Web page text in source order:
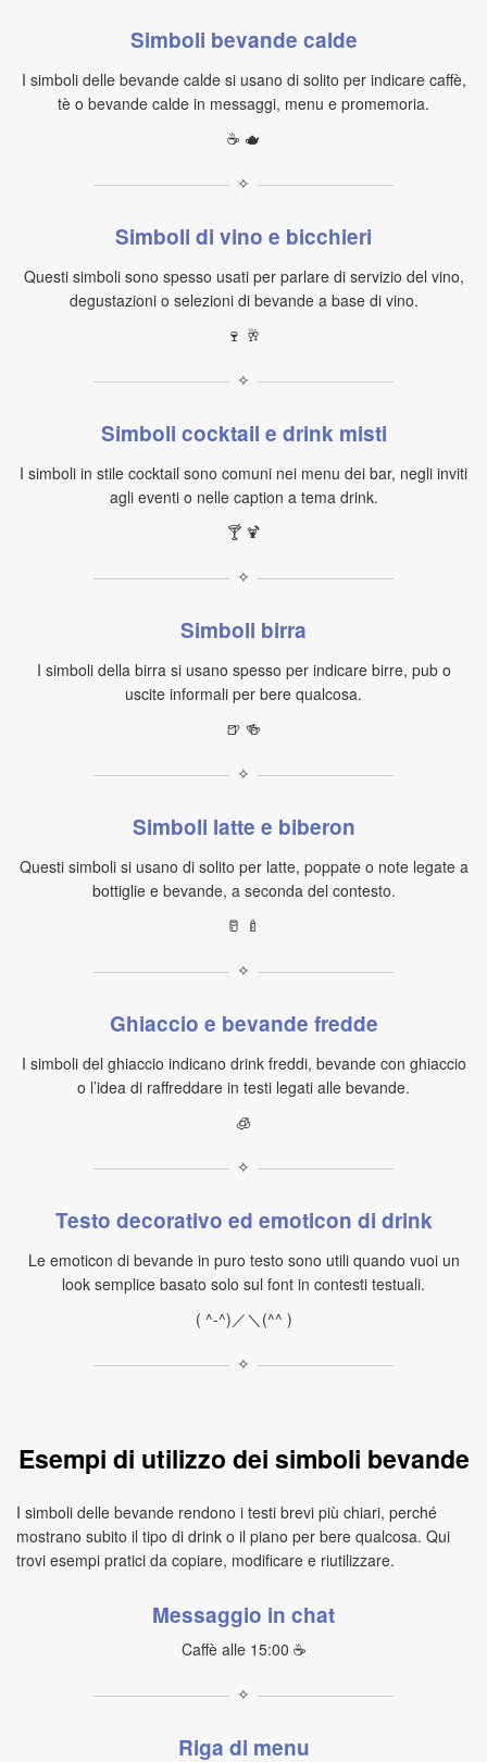
Simboli bevande calde
I simboli delle bevande calde si usano di solito per indicare caffè,
tè o bevande calde in messaggi, menu e promemoria.
☕ 🫖
✧
Simboli di vino e bicchieri
Questi simboli sono spesso usati per parlare di servizio del vino,
degustazioni o selezioni di bevande a base di vino.
🍷 🥂
✧
Simboli cocktail e drink misti
I simboli in stile cocktail sono comuni nei menu dei bar, negli inviti
agli eventi o nelle caption a tema drink.
🍸 🍹
✧
Simboli birra
I simboli della birra si usano spesso per indicare birre, pub o
uscite informali per bere qualcosa.
🍺 🍻
✧
Simboli latte e biberon
Questi simboli si usano di solito per latte, poppate o note legate a
bottiglie e bevande, a seconda del contesto.
🥛 🍼
✧
Ghiaccio e bevande fredde
I simboli del ghiaccio indicano drink freddi, bevande con ghiaccio
o l’idea di raffreddare in testi legati alle bevande.
🧊
✧
Testo decorativo ed emoticon di drink
Le emoticon di bevande in puro testo sono utili quando vuoi un
look semplice basato solo sul font in contesti testuali.
( ^-^)／＼(^^ )
✧
Esempi di utilizzo dei simboli bevande
I simboli delle bevande rendono i testi brevi più chiari, perché
mostrano subito il tipo di drink o il piano per bere qualcosa. Qui
trovi esempi pratici da copiare, modificare e riutilizzare.
Messaggio in chat
Caffè alle 15:00 ☕
✧
Riga di menu